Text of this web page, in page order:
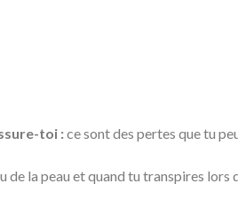
toi :ce sont des pertes que tu
de la peau et quand tu transpires lors